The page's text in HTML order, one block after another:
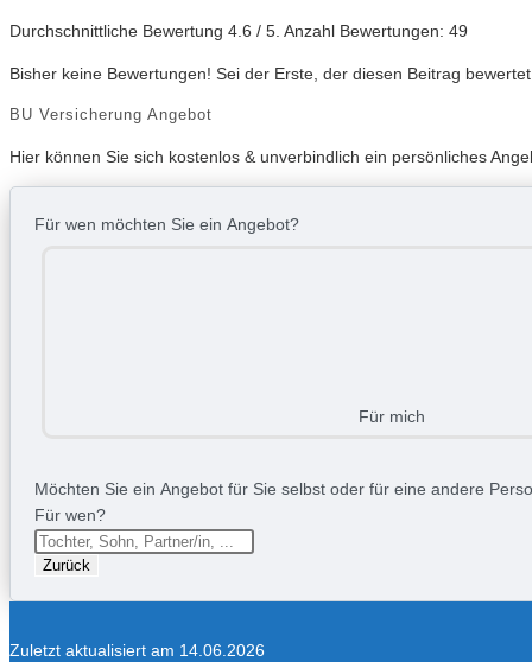
Durchschnittliche Bewertung 4.6 / 5. Anzahl Bewertungen: 49
Bisher keine Bewertungen! Sei der Erste, der diesen Beitrag
BU Versicherung Angebot
Hier können Sie sich kostenlos & unverbindlich ein persönliches
Für wen möchten Sie ein Angebot?
Für mich
Möchten Sie ein Angebot für Sie selbst oder für eine andere
Für wen?
Zurück
Zuletzt aktualisiert am 14.06.2026